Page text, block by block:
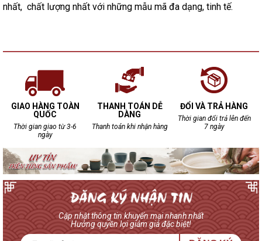
nhất, chất lượng nhất với những mẫu mã đa dạng, tinh tế.
GIAO HÀNG TOÀN
QUỐC
Thời gian giao từ 3-6
ngày
THANH TOÁN DỄ
DÀNG
Thanh toán khi nhận hàng
ĐỔI VÀ TRẢ HÀNG
Thời gian đổi trả lên đến
7 ngày
Cập nhật thông tin khuyến mại nhanh nhất
Hưởng quyền lợi giảm giá đặc biệt!